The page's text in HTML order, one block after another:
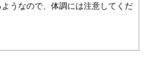
うなので、体調には注意してくだ